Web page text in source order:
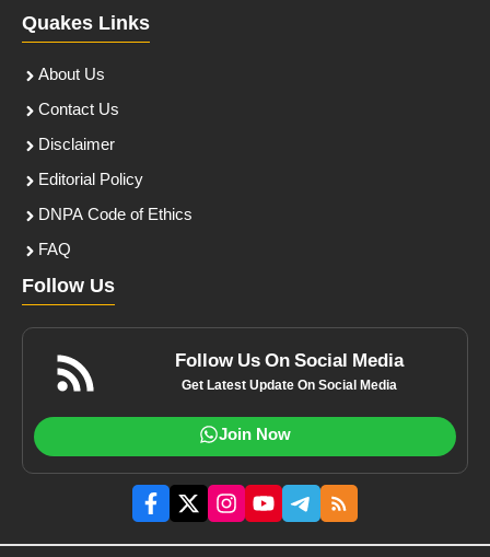
Quakes Links
About Us
Contact Us
Disclaimer
Editorial Policy
DNPA Code of Ethics
FAQ
Follow Us
Follow Us On Social Media
Get Latest Update On Social Media
Join Now